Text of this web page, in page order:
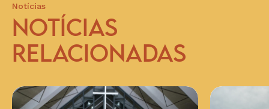
Notícias
NOTÍCIAS
RELACIONADAS